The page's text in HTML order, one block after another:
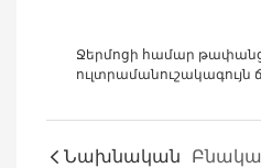
Ջերմոցի համար
Նախնական